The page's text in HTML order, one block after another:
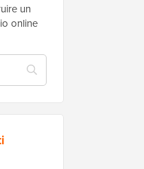
un
online